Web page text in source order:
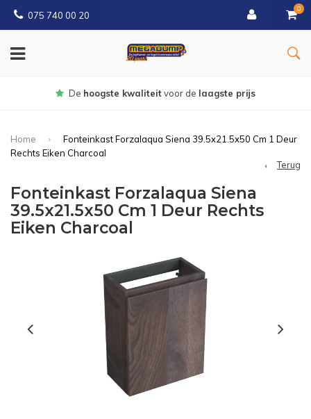
075 740 00 20
0
kwaliteitvoor delaagste prijs
Home
Fonteinkast Forzalaqua Siena 39.5x21.5x50 Cm 1 Deur
Rechts Eiken Charcoal
Terug
Fonteinkast Forzalaqua Siena
39.5x21.5x50 Cm 1 Deur Rechts
Eiken Charcoal